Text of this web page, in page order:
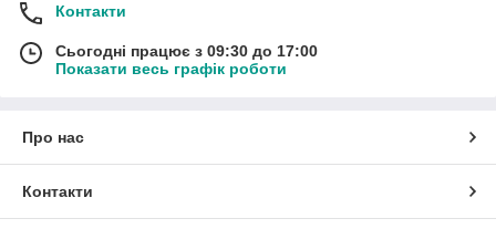
Контакти
Сьогодні працює з 09:30 до 17:00
Показати весь графік роботи
Про нас
Контакти